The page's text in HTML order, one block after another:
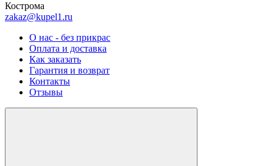
Кострома
zakaz@kupel1.ru
О нас - без прикрас
Оплата и доставка
Как заказать
Гарантия и возврат
Контакты
Отзывы